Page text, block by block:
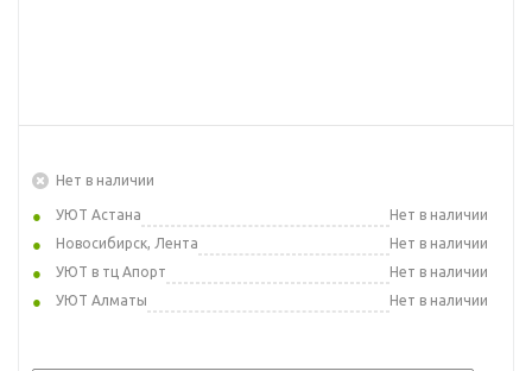
Нет в наличии
УЮТ Астана
Нет в наличии
Новосибирск, Лента
Нет в наличии
УЮТ в тц Апорт
Нет в наличии
УЮТ Алматы
Нет в наличии